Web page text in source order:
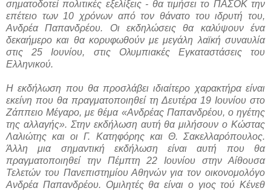
σηματοδοτεί πολιτικές εξελίξεις - θα τιμήσει το ΠΑΣΟΚ την
επέτειο των 10 χρόνων από τον θάνατο του ιδρυτή του,
Ανδρέα Παπανδρέου. Οι εκδηλώσεις θα καλύψουν ένα
δεκαήμερο και θα κορυφωθούν με μεγάλη λαϊκή συναυλία
στις 25 Ιουνίου, στις Ολυμπιακές Εγκαταστάσεις του
Ελληνικού.
H εκδήλωση που θα προσλάβει ιδιαίτερο χαρακτήρα είναι
εκείνη που θα πραγματοποιηθεί τη Δευτέρα 19 Ιουνίου στο
Ζάππειο Μέγαρο, με θέμα «Ανδρέας Παπανδρέου, ο ηγέτης
της αλλαγής». Στην εκδήλωση αυτή θα μιλήσουν ο Κώστας
Λαλιώτης και οι Γ. Κατηφόρης και Θ. Σακελλαρόπουλος.
Άλλη μια σημαντική εκδήλωση είναι αυτή που θα
πραγματοποιηθεί την Πέμπτη 22 Ιουνίου στην Αίθουσα
Τελετών του Πανεπιστημίου Αθηνών για τον οικονομολόγο
Ανδρέα Παπανδρέου. Ομιλητές θα είναι ο γιος τού Κένεθ